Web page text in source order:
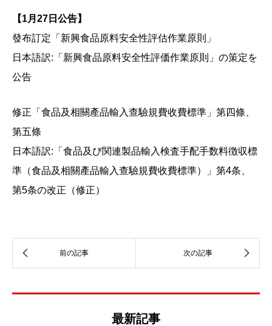
【1月27日公告】
發布訂定「新興食品原料安全性評估作業原則」
日本語訳:「新興食品原料安全性評価作業原則」の策定を
公告
修正「食品及相關產品輸入查驗規費收費標準」第四條、
第五條
日本語訳:「食品及び関連製品輸入検査手配手数料徴収標
準（食品及相關產品輸入查驗規費收費標準）」第4条、
第5条の改正（修正）
最新記事